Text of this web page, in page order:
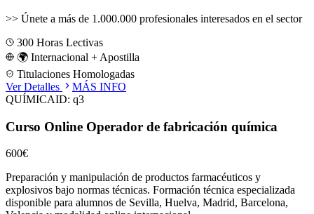
>> Únete a más de 1.000.000 profesionales interesados en el sector
300 Horas Lectivas
🌍 Internacional + Apostilla
Titulaciones Homologadas
Ver Detalles
MÁS INFO
QUÍMICAID: q3
Curso Online Operador de fabricación química
600€
Preparación y manipulación de productos farmacéuticos y
explosivos bajo normas técnicas. Formación técnica especializada
disponible para alumnos de Sevilla, Huelva, Madrid, Barcelona,